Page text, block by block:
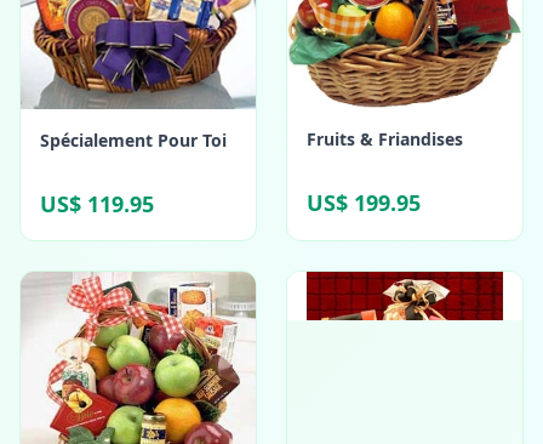
Spécialement Pour Toi
US$ 119.95
Fruits & Friandises
US$ 199.95